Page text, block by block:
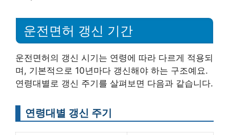
운전면허 갱신 기간
운전면허의 갱신 시기는 연령에 따라 다르게 적용되
며, 기본적으로 10년마다 갱신해야 하는 구조예요.
연령대별로 갱신 주기를 살펴보면 다음과 같습니다.
연령대별 갱신 주기